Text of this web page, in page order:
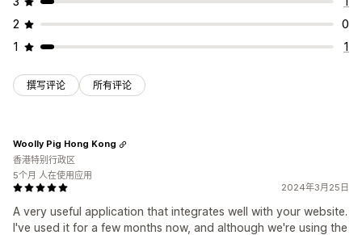
2
0
1
1
撰写评论 所有评论
2024年3月25日
A very useful application that integrates well with your website.
I've used it for a few months now, and although we're using the
Woolly Pig Hong Kong
香港特别行政区
5个月 人在使用应用